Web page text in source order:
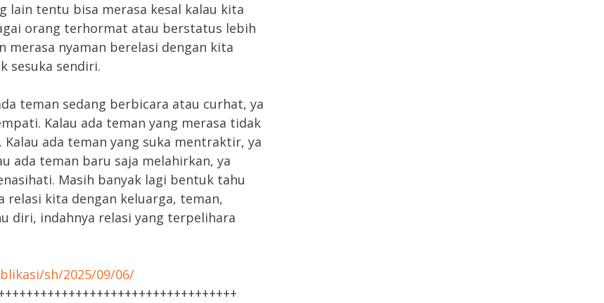
lain tentu bisa merasa kesal kalau kita
orang terhormat atau berstatus lebih
merasa nyaman berelasi dengan kita
sesuka sendiri.
teman sedang berbicara atau curhat, ya
Kalau ada teman yang merasa tidak
ada teman yang suka mentraktir, ya
ada teman baru saja melahirkan, ya
Masih banyak lagi bentuk tahu
relasi kita dengan keluarga, teman,
diri, indahnya relasi yang terpelihara
sh/2025/09/06/